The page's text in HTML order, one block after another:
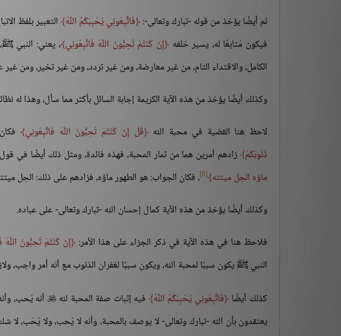
ثم أيضًا يؤخذ من قوله -تبارك وتعالى-: فَاتَّبِعُونِي يُحْبِبْكُمُ اللَّهُ التعبير بلفظ
فيكون مُتابعًا له، يسير خلفه إِنْ كُنْتُمْ تُحِبُّونَ اللَّهَ فَاتَّبِعُونِي ، يعني: النبي
الكامل، والاقتداء التام، من غير معارضة، ومن غير تردد، ومن غير تخير، ومن
وكذلك أيضًا يؤخذ من هذه الآية الكريمة إجابة السائل بأكثر مما سأل، وهذا له
لاحظ هنا القضية في محبة الله قُلْ إِنْ كُنْتُمْ تُحِبُّونَ اللَّهَ فَاتَّبِعُونِي
ذُنُوبَكُمْ زادهم أمرين هما من ثمار المحبة، فهذه فائدة، ومثل ذلك أيضًا في
ماؤه الحِل ميتته [8] ، فكان الجواب: هو الطهور ماؤه، فزادهم على ذلك: الحِل
وكذلك أيضًا يؤخذ من هذه الآية كمال إحسان الله -تبارك وتعالى- على عباده.
فلاحظ هنا في هذه الآية في ذكر الجزاء على هذا الأمر: إِنْ كُنْتُمْ تُحِبُّونَ اللَّهَ
النبي ﷺ يكون سببًا لمحبة الله، ويكون سببًا لغفران الذنوب مع أنه أمر واجب،
كذلك أيضًا فَاتَّبِعُونِي يُحْبِبْكُمُ اللَّهُ فيه إثبات صفة المحبة لله أنه يُحب،
يعتقدون بأن الله -تبارك وتعالى- لا يوصف بالمحبة، وأنه لا يُحب، ولا يُحَب،